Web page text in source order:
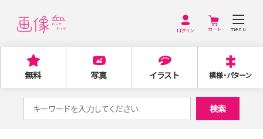
ログイン menu
無料 写真 イラスト 模様・パターン
索
検索